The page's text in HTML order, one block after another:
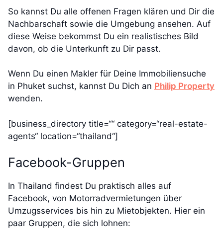
So kannst Du alle offenen Fragen klären und Dir die
Nachbarschaft sowie die Umgebung ansehen. Auf
diese Weise bekommst Du ein realistisches Bild
davon, ob die Unterkunft zu Dir passt.
Wenn Du einen Makler für Deine Immobiliensuche
in Phuket suchst, kannst Du Dich an Philip Property
wenden.
[business_directory title=““ category=“real-estate-
agents“ location=“thailand“]
Facebook-Gruppen
In Thailand findest Du praktisch alles auf
Facebook, von Motorradvermietungen über
Umzugsservices bis hin zu Mietobjekten. Hier ein
paar Gruppen, die sich lohnen: